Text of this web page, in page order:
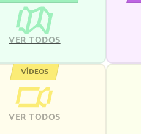
VER TODOS
VÍDEOS
VER TODOS